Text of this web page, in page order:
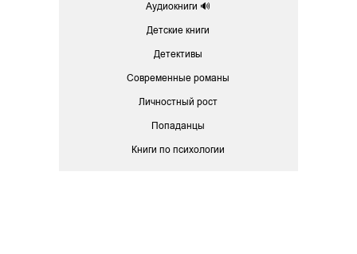
Аудиокниги 🔊
Детские книги
Детективы
Современные романы
Личностный рост
Попаданцы
Книги по психологии